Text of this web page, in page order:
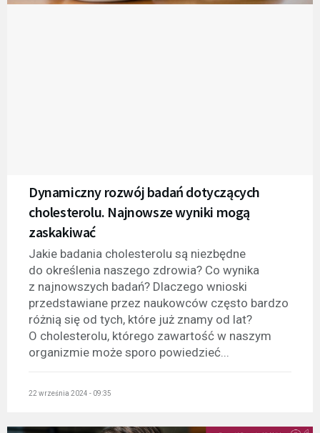
Dynamiczny rozwój badań dotyczących
cholesterolu. Najnowsze wyniki mogą
zaskakiwać
Jakie badania cholesterolu są niezbędne
do określenia naszego zdrowia? Co wynika
z najnowszych badań? Dlaczego wnioski
przedstawiane przez naukowców często bardzo
różnią się od tych, które już znamy od lat?
O cholesterolu, którego zawartość w naszym
organizmie może sporo powiedzieć...
22 września 2024 - 09:35